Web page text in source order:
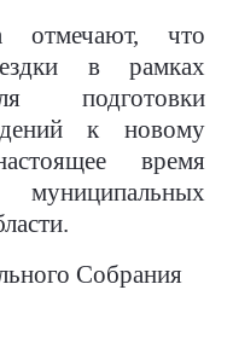
отмечают, что
в рамках
подготовки
к новому
время
Собрания